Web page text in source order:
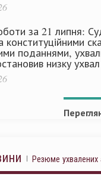
за 21 липня:
конституційними
поданнями,
низку ухвал
Резюме ухвалених